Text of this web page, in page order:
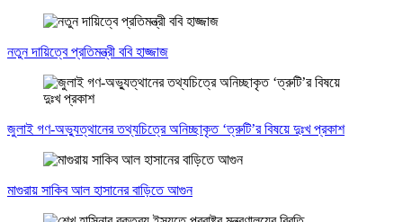
নতুন দায়িত্বে প্রতিমন্ত্রী ববি হাজ্জাজ
জুলাই গণ-অভ্যুত্থানের তথ্যচিত্রে অনিচ্ছাকৃত ‘ত্রুটি’র বিষয়ে দুঃখ প্রকাশ
মাগুরায় সাকিব আল হাসানের বাড়িতে আগুন